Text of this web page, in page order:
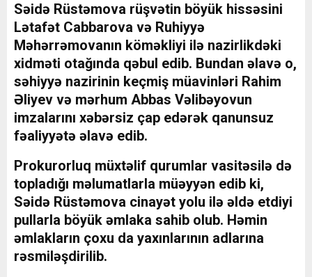
Səidə Rüstəmova rüşvətin böyük hissəsini
Lətafət Cabbarova və Ruhiyyə
Məhərrəmovanın köməkliyi ilə nazirlikdəki
xidməti otağında qəbul edib. Bundan əlavə o,
səhiyyə nazirinin keçmiş müavinləri Rahim
Əliyev və mərhum Abbas Vəlibəyovun
imzalarını xəbərsiz çap edərək qanunsuz
fəaliyyətə əlavə edib.
Prokurorluq müxtəlif qurumlar vasitəsilə də
topladığı məlumatlarla müəyyən edib ki,
Səidə Rüstəmova cinayət yolu ilə əldə etdiyi
pullarla böyük əmlaka sahib olub. Həmin
əmlakların çoxu da yaxınlarının adlarına
rəsmiləşdirilib.